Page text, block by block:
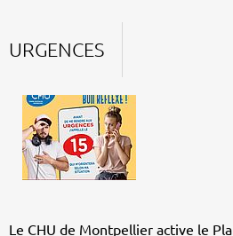
URGENCES
Le CHU de Montpellier active le